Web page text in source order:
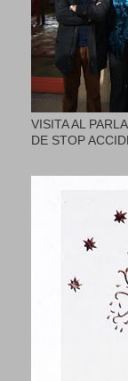
VISITA AL
DE STOP